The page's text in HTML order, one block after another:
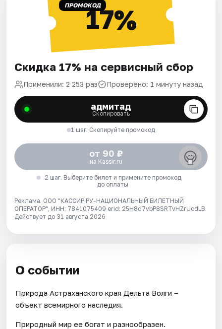
ПРОМОКОД17%
Скидка 17% на сервисный сбор
Применили: 2 253 раз Проверено: 1 минуту назад
адмитад
Скопировать
1 шаг. Скопируйте промокод
от 90 ₽
на Kassir.ru
2 шаг. Выберите билет и примените промокод
до оплаты
Реклама. ООО "КАССИР.РУ-НАЦИОНАЛЬНЫЙ БИЛЕТНЫЙ
ОПЕРАТОР", ИНН: 7841075409 erid: 25H8d7vbP8SRTvHZrUcdLB.
Действует до 31 августа 2026
О событии
Природа Астраханского края Дельта Волги –
объект всемирного наследия.
Природный мир ее богат и разнообразен.